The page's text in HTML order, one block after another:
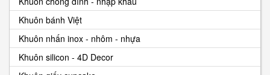
Khuôn bánh Việt
Khuôn nhấn inox - nhôm - nhựa
Khuôn silicon - 4D Decor